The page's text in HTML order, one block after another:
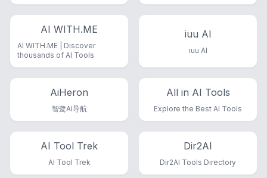
AI WITH.ME
AI WITH.ME | Discover
thousands of AI Tools
iuu AI
iuu AI
AiHeron
智鹭AI导航
All in AI Tools
Explore the Best AI Tools
AI Tool Trek
AI Tool Trek
Dir2AI
Dir2AI Tools Directory